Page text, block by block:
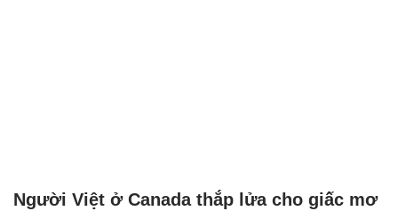
Người Việt ở Canada thắp lửa cho giấc mơ